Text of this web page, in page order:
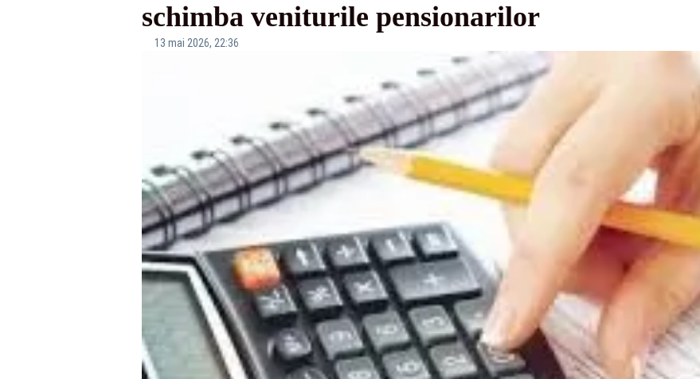
schimba veniturile pensionarilor
13 mai 2026, 22:36